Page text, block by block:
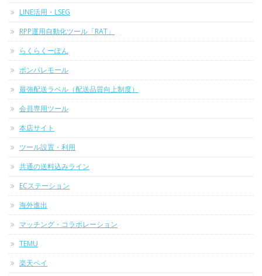
LINE活用・LSEG
RPP運用自動化ツール「RAT」
らくらくーぽん
ポンパレモール
最強配送ラベル（配送品質向上制度）
会員専用ツール
本店サイト
ツール設置・利用
共通の送料込みライン
ECステーション
海外進出
マッチング・コラボレーション
TEMU
楽天ペイ